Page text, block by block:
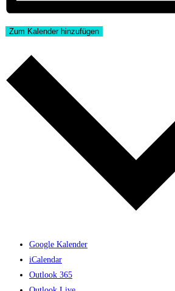
Zum Kalender hinzufügen
Google Kalender
iCalendar
Outlook 365